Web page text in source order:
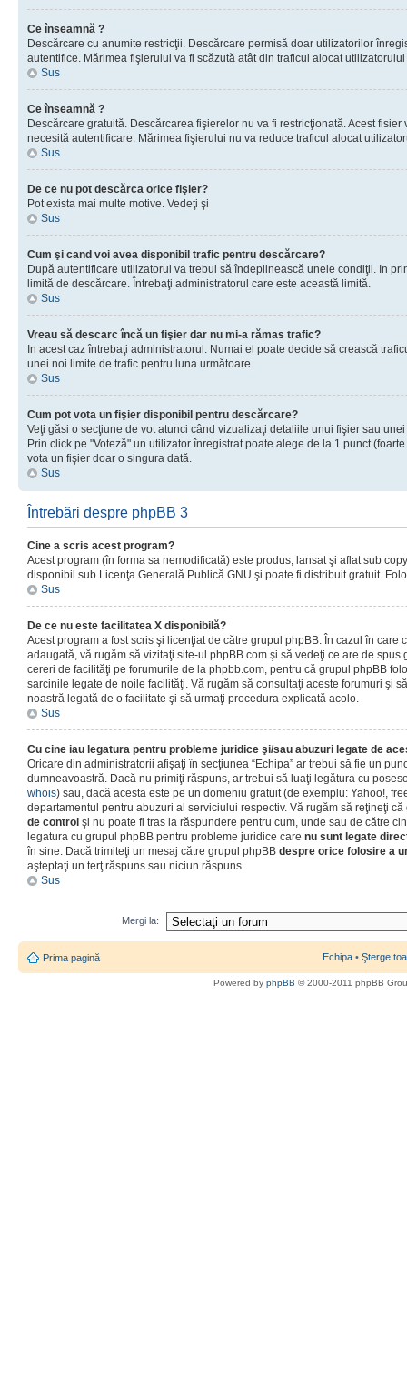
Ce înseamnă ?
Descărcare cu anumite restricţii. Descărcare permisă doar utilizatorilor
autentifice. Mărimea fişierului va fi scăzută atât din traficul alocat
Sus
Ce înseamnă ?
Descărcare gratuită. Descărcarea fişierelor nu va fi restricţionată. Acest
necesită autentificare. Mărimea fişierului nu va reduce traficul alocat
Sus
De ce nu pot descărca orice fişier?
Pot exista mai multe motive. Vedeţi şi
Sus
Cum şi cand voi avea disponibil trafic pentru descărcare?
După autentificare utilizatorul va trebui să îndeplinească unele condiţii. In
limită de descărcare. Întrebaţi administratorul care este această limită.
Sus
Vreau să descarc încă un fişier dar nu mi-a rămas trafic?
In acest caz întrebaţi administratorul. Numai el poate decide să crească
unei noi limite de trafic pentru luna următoare.
Sus
Cum pot vota un fişier disponibil pentru descărcare?
Veţi găsi o secţiune de vot atunci când vizualizaţi detaliile unui fişier sau
Prin click pe "Voteză" un utilizator înregistrat poate alege de la 1 punct
vota un fişier doar o singura dată.
Sus
Întrebări despre phpBB 3
Cine a scris acest program?
Acest program (în forma sa nemodificată) este produs, lansat şi aflat sub
disponibil sub Licenţa Generală Publică GNU şi poate fi distribuit gratuit.
Sus
De ce nu este facilitatea X disponibilă?
Acest program a fost scris şi licenţiat de către grupul phpBB. În cazul în care
adaugată, vă rugăm să vizitaţi site-ul phpBB.com şi să vedeţi ce are de
cereri de facilităţi pe forumurile de la phpbb.com, pentru că grupul phpBB
sarcinile legate de noile facilităţi. Vă rugăm să consultaţi aceste forumuri şi
noastră legată de o facilitate şi să urmaţi procedura explicată acolo.
Sus
Cu cine iau legatura pentru probleme juridice şi/sau abuzuri legate de
Oricare din administratorii afişaţi în secţiunea “Echipa” ar trebui să fie un
dumneavoastră. Dacă nu primiţi răspuns, ar trebui să luaţi legătura cu
whois) sau, dacă acesta este pe un domeniu gratuit (de exemplu: Yahoo!,
departamentul pentru abuzuri al serviciului respectiv. Vă rugăm să reţineţi
de control şi nu poate fi tras la răspundere pentru cum, unde sau de către
legatura cu grupul phpBB pentru probleme juridice care nu sunt legate
în sine. Dacă trimiteţi un mesaj către grupul phpBB despre orice folosire a
aşteptaţi un terţ răspuns sau niciun răspuns.
Sus
Mergi la:
Prima pagină Echipa • Şterge
Powered by phpBB © 2000-2011 phpBB